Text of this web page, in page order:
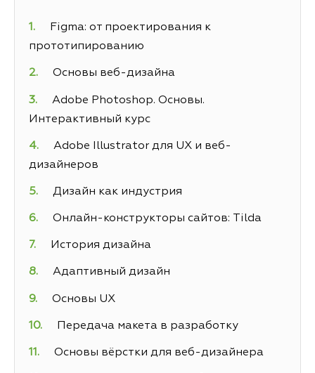
Figma: от проектирования к
прототипированию
Основы веб-дизайна
Adobe Photoshop. Основы.
Интерактивный курс
Adobe Illustrator для UX и веб-
дизайнеров
Дизайн как индустрия
Онлайн-конструкторы сайтов: Tilda
История дизайна
Адаптивный дизайн
Основы UX
Передача макета в разработку
Основы вёрстки для веб-дизайнера